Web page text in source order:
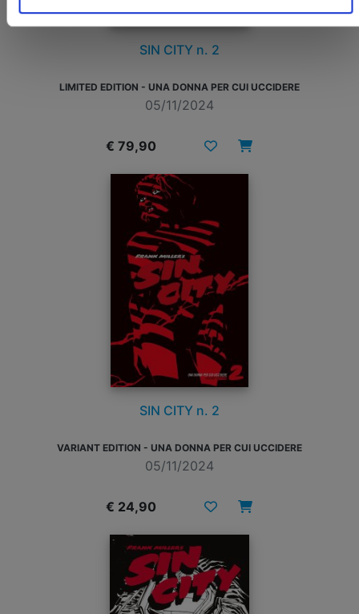
SIN CITY n. 2
LIMITED EDITION - UNA DONNA PER CUI UCCIDERE
05/11/2024
€ 79,90
SIN CITY n. 2
VARIANT EDITION - UNA DONNA PER CUI UCCIDERE
05/11/2024
€ 24,90